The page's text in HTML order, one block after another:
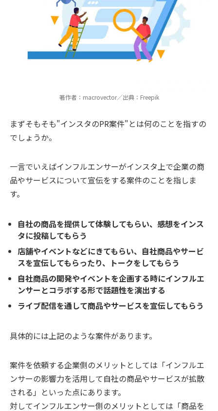
著作者：macrovector／出典：Freepik
まずそもそも"インスタのPR案件"とは何のことを指すの
でしょうか。
一言でいえばインフルエンサーがインスタ上で企業の商
品やサービスについて宣伝をする案件のことを指しま
す。
自社の商品を提供して体験してもらい、感想をインス
タに投稿してもらう
店舗やイベントなどにきてもらい、自社商品やサービ
スを宣伝してもらったり、トークをしてもらう
自社商品の開発やイベントを企画する時にインフルエ
ンサーとコラボする形で話題性を演出する
ライブ配信を通して商品やサービスを宣伝してもらう
具体的には上記のような案件があります。
案件を依頼する企業側のメリットとしては「インフルエ
ンサーの影響力を活用して自社の商品やサービスが拡散
される」といった点にあります。
対してインフルエンサー側のメリットとしては「商品を